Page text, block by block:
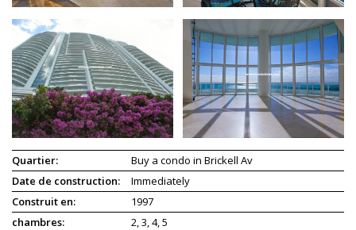
Quartier:
Buy a condo in Brickell Av
Date de construction:
Immediately
Construit en:
1997
chambres:
2, 3, 4, 5